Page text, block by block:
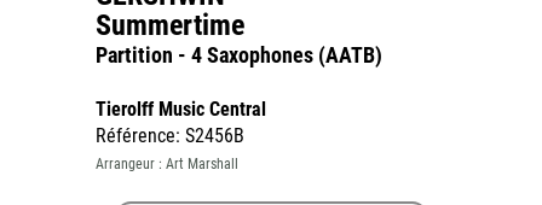
Summertime
Partition - 4 Saxophones (AATB)
Tierolff Music Central
Référence: S2456B
Arrangeur : Art Marshall